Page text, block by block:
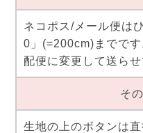
ネコポス/メール便は
0」(=200cm)までで
配便に変更して送らせ
そ
生地の上のボタンは